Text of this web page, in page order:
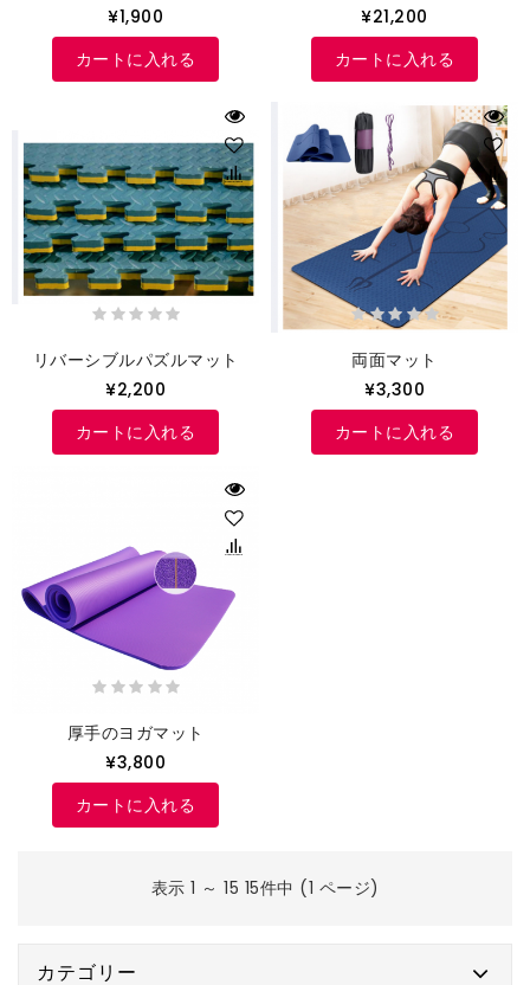
¥1,900
カートに入れる
¥21,200
カートに入れる
リバーシブルパズルマット
¥2,200
カートに入れる
両面マット
¥3,300
カートに入れる
厚手のヨガマット
¥3,800
カートに入れる
表示 1 ～ 15 15件中 (1 ページ)
カテゴリー